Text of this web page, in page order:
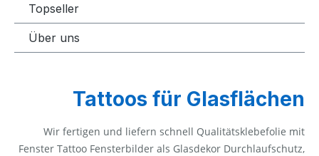
Topseller
Über uns
Tattoos für Glasflächen
Wir fertigen und liefern schnell Qualitätsklebefolie mit
Fenster Tattoo Fensterbilder als Glasdekor Durchlaufschutz,